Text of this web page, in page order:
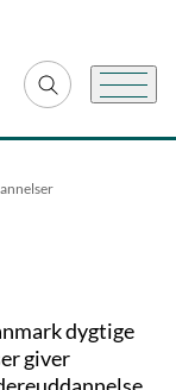
Fold søgefelt ud
Menu
dygtige
giver